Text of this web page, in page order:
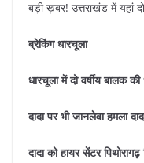
c
e
b
o
o
k
at
A
p
p
er
st
बड़ी ख़बर! उत्तराखंड में यहां
ब्रेकिंग धारचूला
धारचूला में दो वर्षीय बालक
दादा पर भी जानलेवा हमला
दादा को हायर सेंटर